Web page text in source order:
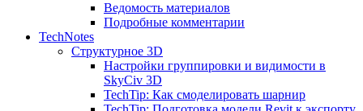
Ведомость материалов
Подробные комментарии
TechNotes
Структурное 3D
Настройки группировки и видимости в
SkyCiv 3D
TechTip: Как смоделировать шарнир